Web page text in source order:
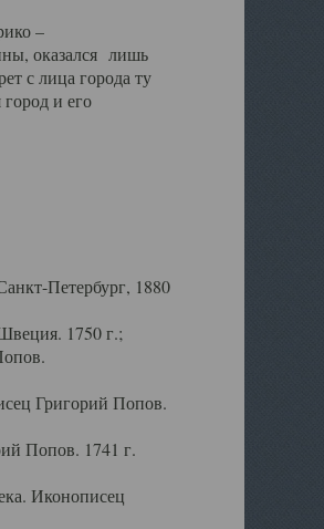
–
оказался лишь
с лица города ту
и его
Петербург, 1880
1750 г.;
Григорий Попов.
Попов. 1741 г.
Иконописец